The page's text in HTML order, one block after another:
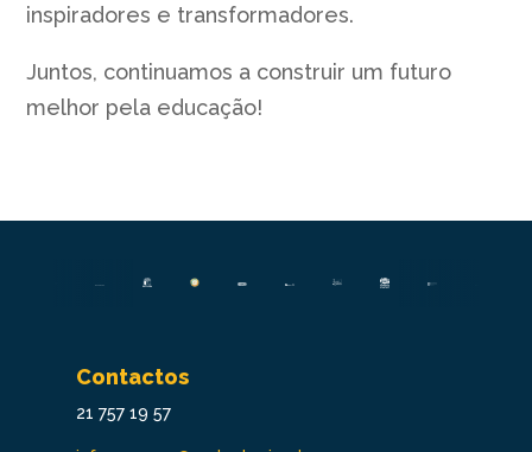
inspiradores e transformadores.
Juntos, continuamos a construir um futuro
melhor pela educação!
Contactos
21 757 19 57